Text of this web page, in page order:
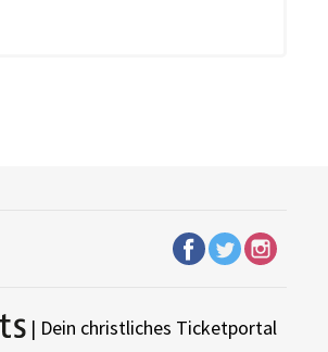
| Dein christliches Ticketportal